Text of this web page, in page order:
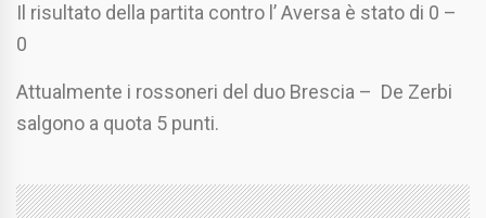
Il risultato della partita contro l’ Aversa è stato di 0 –
0
Attualmente i rossoneri del duo Brescia – De Zerbi
salgono a quota 5 punti.